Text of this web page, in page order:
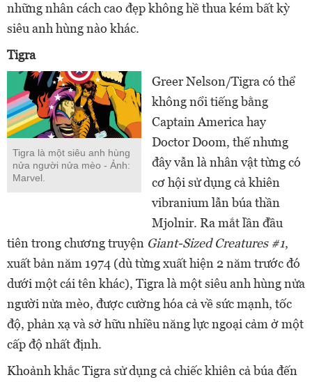
những nhân cách cao đẹp không hề thua kém bất kỳ
siêu anh hùng nào khác.
Tigra
Tigra là một siêu anh hùng
nửa người nửa mèo - Ảnh:
Marvel.
Greer Nelson/Tigra có thể
không nổi tiếng bằng
Captain America hay
Doctor Doom, thế nhưng
đây vẫn là nhân vật từng có
cơ hội sử dụng cả khiên
vibranium lẫn búa thần
Mjolnir. Ra mắt lần đầu
tiên trong chương truyện Giant-Sized Creatures #1,
xuất bản năm 1974 (dù từng xuất hiện 2 năm trước đó
dưới một cái tên khác), Tigra là một siêu anh hùng nửa
người nửa mèo, được cường hóa cả về sức mạnh, tốc
độ, phản xạ và sở hữu nhiều năng lực ngoại cảm ở một
cấp độ nhất định.
Khoảnh khắc Tigra sử dụng cả chiếc khiên cả búa đến